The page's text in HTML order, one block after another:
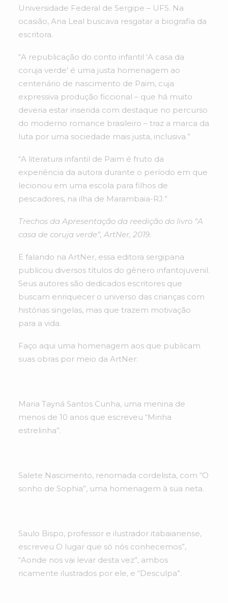
Universidade Federal de Sergipe – UFS. Na
ocasião, Ana Leal buscava resgatar a biografia da
escritora.
“A republicação do conto infantil ‘A casa da
coruja verde’ é uma justa homenagem ao
centenário de nascimento de Paim, cuja
expressiva produção ficcional – que há muito
deveria estar inserida com destaque no percurso
do moderno romance brasileiro – traz a marca da
luta por uma sociedade mais justa, inclusiva.”
“A literatura infantil de Paim é fruto da
experiência da autora durante o período em que
lecionou em uma escola para filhos de
pescadores, na ilha de Marambaia-RJ.”
Trechos da Apresentação da reedição do livro “A
casa de coruja verde”, ArtNer, 2019.
E falando na ArtNer, essa editora sergipana
publicou diversos títulos do gênero infantojuvenil.
Seus autores são dedicados escritores que
buscam enriquecer o universo das crianças com
histórias singelas, mas que trazem motivação
para a vida.
Faço aqui uma homenagem aos que publicam
suas obras por meio da ArtNer:
Maria Tayná Santos Cunha, uma menina de
menos de 10 anos que escreveu “Minha
estrelinha”.
Salete Nascimento, renomada cordelista, com “O
sonho de Sophia”, uma homenagem à sua neta.
Saulo Bispo, professor e ilustrador itabaianense,
escreveu O lugar que só nós conhecemos”,
“Aonde nos vai levar desta vez”, ambos
ricamente ilustrados por ele, e “Desculpa”.